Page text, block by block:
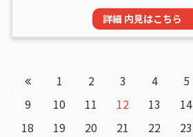
詳細 内見はこちら
投
ナ
ビ
1 2 3 4 5
9
10 11 12 13 14
18
19 20 21 22 23